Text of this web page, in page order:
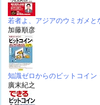
若者よ、アジアのウミガメ
加藤順彦
知識ゼロからのビットコイ
廣末紀之